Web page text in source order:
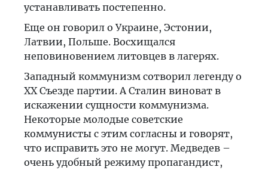
устанавливать постепенно.
Еще он говорил о Украине, Эстонии,
Латвии, Польше. Восхищался
неповиновением литовцев в лагерях.
Западный коммунизм сотворил легенду о
ХХ Съезде партии. А Сталин виноват в
искажении сущности коммунизма.
Некоторые молодые советские
коммунисты с этим согласны и говорят,
что исправить это не могут. Медведев –
очень удобный режиму пропагандист,